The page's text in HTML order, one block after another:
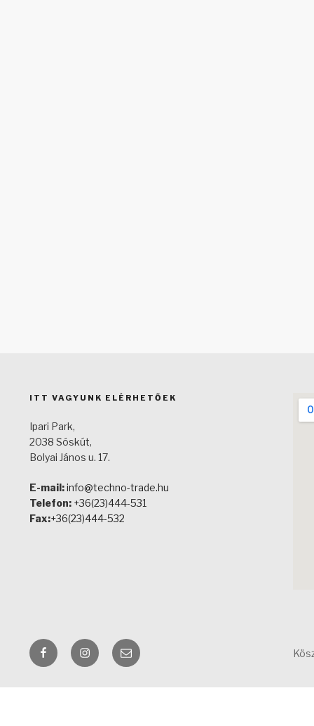
ITT VAGYUNK ELÉRHETŐEK
Ipari Park,
2038 Sóskút,
Bolyai János u. 17.
E-mail:info@techno-trade.hu
Telefon: +36(23)444-531
Fax:+36(23)444-532
FacebookInstagramEmail